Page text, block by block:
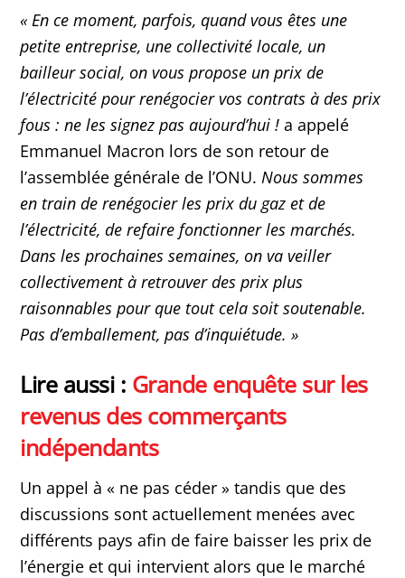
« En ce moment, parfois, quand vous êtes une
petite entreprise, une collectivité locale, un
bailleur social, on vous propose un prix de
l’électricité pour renégocier vos contrats à des prix
fous : ne les signez pas aujourd’hui !a appelé
Emmanuel Macron lors de son retour de
l’assemblée générale de l’ONU.Nous sommes
en train de renégocier les prix du gaz et de
l’électricité, de refaire fonctionner les marchés.
Dans les prochaines semaines, on va veiller
collectivement à retrouver des prix plus
raisonnables pour que tout cela soit soutenable.
Pas d’emballement, pas d’inquiétude. »
Lire aussi : Grande enquête sur les
revenus des commerçants
indépendants
Un appel à « ne pas céder » tandis que des
discussions sont actuellement menées avec
différents pays afin de faire baisser les prix de
l’énergie et qui intervient alors que le marché